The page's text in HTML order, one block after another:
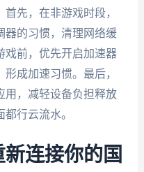
先，在非游戏时段，
器的习惯，清理网络缓
戏前，优先开启加速器
成加速习惯。最后，
用，减轻设备负担释放
行云流水。
连接你的国